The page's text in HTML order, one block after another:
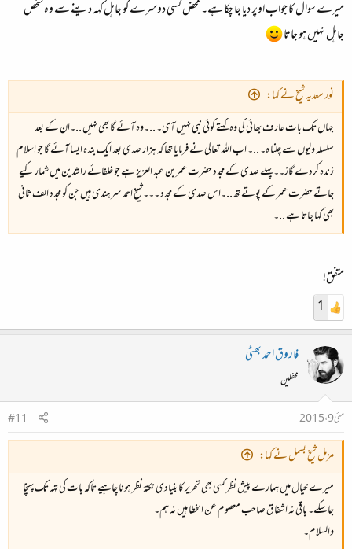
میرے سوال کا جواب اوپر دیا جا چکا ہے۔ محض کسی دوسرے کو جاہل کہہ دینے سے وہ شخص
جاہل نہیں ہو جاتا
نور سعدیہ شیخ نے کہا:
جہاں تک بات عارف بھائی کی وہ کہتے کوئی نبی نہیں آی۔ ..۔وہ آئے گا بھی نہیں ..۔ان کے بعد
سلسلہ ولیوں سے چلنا ہ۔ ..۔ اب اللہ تعالی نے فرمایا تھا کہ ہزار صدی بعد ایک بندہ ایسا آئے گا جو اسلام
زندہ کردے گاز۔۔پہلے صدی کے مجدد حضرت عمر بن عبد العزیز ہے جو خلفائے راشدین میں شمار کیے
جاتے حضرت عمر کے پوتے تھ ..۔اس صدی کے مجدد ۔۔۔شیخ احمد سرہندی ہیں جن کو مجدد الف ثانی
بھی کہا جاتا ہے ..۔
متفق!
1
فاروق احمد بھٹی
محفلین
مئی 9، 2015
#11
مزمل شیخ بسمل نے کہا:
میرے خیال میں ہمارے پیش نظر کسی بھی تحریر کا بنیادی نکتۂ نظر ہونا چاہیے تاکہ بات کی تہہ تک پہنچا
جاسکے۔ باقی نہ اشفاق صاحب معصوم عن الخطا ہیں نہ ہم۔
والسلام۔